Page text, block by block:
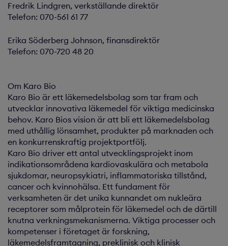
Fredrik Lindgren, verkställande direktör
Telefon: 070-561 61 77
Erika Söderberg Johnson, finansdirektör
Telefon: 070-720 48 20
Om Karo Bio
Karo Bio är ett läkemedelsbolag som tar fram och
utvecklar innovativa läkemedel för viktiga medicinska
behov. Karo Bios vision är att bli ett läkemedelsbolag
med uthållig lönsamhet, produkter på marknaden och
en konkurrenskraftig projektportfölj.
Karo Bio driver ett antal utvecklingsprojekt inom
indikationsområdena kardiovaskulära och metabola
sjukdomar, neuropsykiatri, inflammatoriska tillstånd,
cancer och kvinnohälsa. Ett fundament för
verksamheten är det unika kunnandet om nukleära
receptorer som målprotein för läkemedel och de därtill
knutna verkningsmekanismerna. Viktiga processer och
kompetenser i företaget är forskning,
läkemedelsframtagning, preklinisk och klinisk